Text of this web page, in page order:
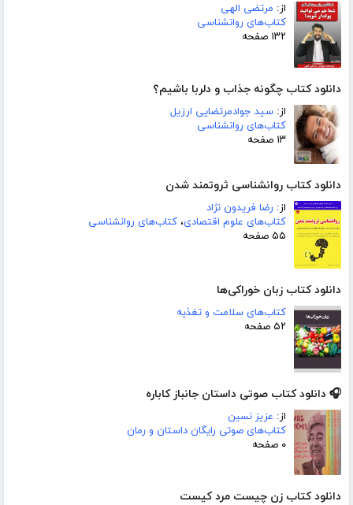
از: مرتضی الهی
کتاب‌های روانشناسی
۱۳۲ صفحه
دانلود کتاب چگونه جذاب و دلربا باشیم؟
از: سید جوادمرتضایی ارزیل
کتاب‌های روانشناسی
۱۳ صفحه
دانلود کتاب روانشناسی ثروتمند شدن
از: رضا فریدون نژاد
کتاب‌های علوم اقتصادی، کتاب‌های روانشناسی
۵۵ صفحه
دانلود کتاب زبان خوراکی‌ها
کتاب‌های سلامت و تغذیه
۵۲ صفحه
🎧 دانلود کتاب صوتی داستان جانباز کاباره
از: عزیز نسین
کتاب‌های صوتی رایگان داستان و رمان
۰ صفحه
دانلود کتاب زن چیست مرد کیست